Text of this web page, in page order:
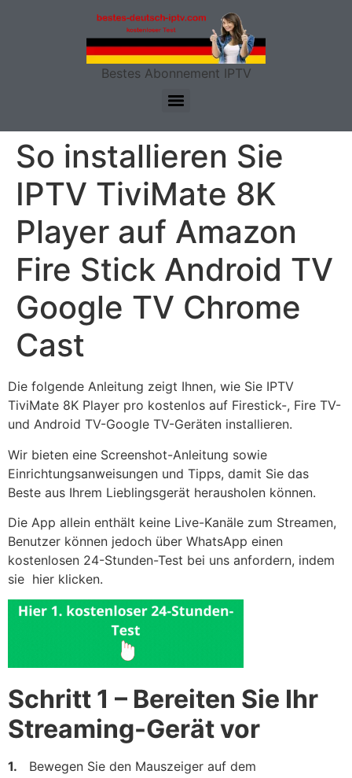
Bestes Abonnement IPTV
So installieren Sie
IPTV TiviMate 8K
Player auf Amazon
Fire Stick Android TV
Google TV Chrome
Cast
Die folgende Anleitung zeigt Ihnen, wie Sie IPTV
TiviMate 8K Player pro kostenlos auf Firestick-, Fire TV-
und Android TV-Google TV-Geräten installieren.
Wir bieten eine Screenshot-Anleitung sowie
Einrichtungsanweisungen und Tipps, damit Sie das
Beste aus Ihrem Lieblingsgerät herausholen können.
Die App allein enthält keine Live-Kanäle zum Streamen,
Benutzer können jedoch über WhatsApp einen
kostenlosen 24-Stunden-Test bei uns anfordern, indem
sie hier klicken.
Schritt 1 – Bereiten Sie Ihr
Streaming-Gerät vor
1. Bewegen Sie den Mauszeiger auf dem